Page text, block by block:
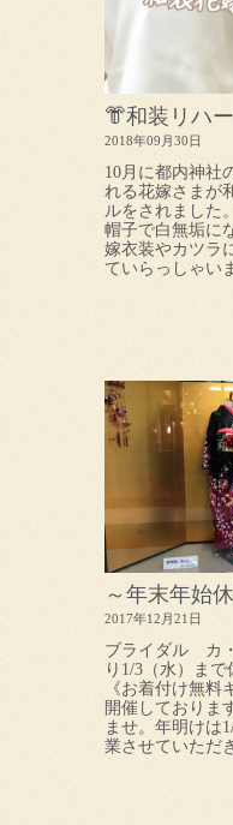
👘和装リハ
2018年09月30日
10月に都内神社
れる花嫁さまが
ルをされました
帽子で白無垢に
嫁衣装やカツラ
ていらっしゃい
～年末年始
2017年12月21日
ブライダル カ
り1/3（水）まで
《お着付け無料
開催しておりま
ませ。年明けは
業させていただ